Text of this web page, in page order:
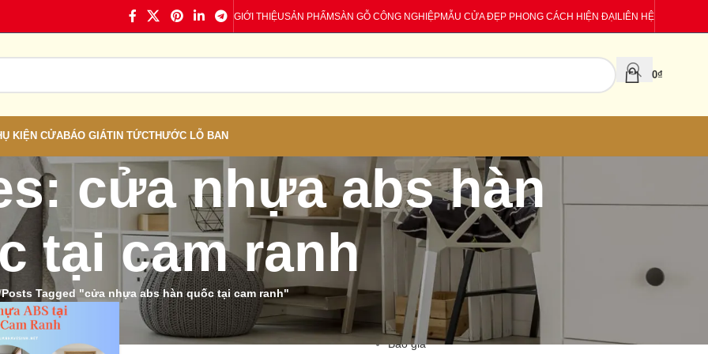
GIỚI THIỆUSẢN PHẨMSÀN GỖ CÔNG NGHIỆPMẪU CỬA ĐẸP PHONG CÁCH HIỆN ĐẠILIÊN HỆ
0₫
KIỆN CỬABÁO GIÁTIN TỨCTHƯỚC LỖ BAN
cửa nhựa abs hàn
tại cam ranh
Posts Tagged "cửa nhựa abs hàn quốc tại cam ranh"
CATEGORIES
Báo giá